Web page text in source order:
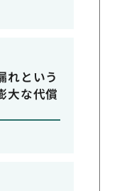
れという
大な代償